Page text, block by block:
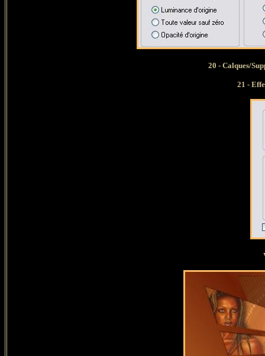
20 - Calques/
21 -
Vous